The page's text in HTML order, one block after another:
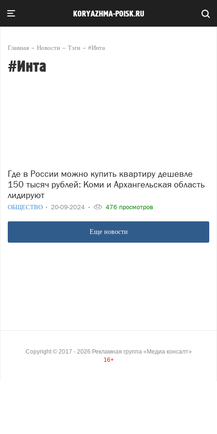
KORYAZHMA-POISK.RU
Главная Новости Тэги #Инта
#Инта
Где в России можно купить квартиру дешевле
150 тысяч рублей: Коми и Архангельская область
лидируют
ОБЩЕСТВО 20-09-2024 476 просмотров
Еще новости
Copyright © 2017 - 2026 Рекламная группа «Медиа консалт»
16+